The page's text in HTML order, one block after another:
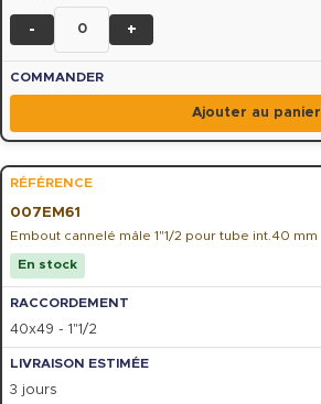
- +
Ajouter au panier
007EM61
Embout cannelé mâle 1"1/2 pour tube int.40 mm
En stock
40x49 - 1"1/2
3 jours